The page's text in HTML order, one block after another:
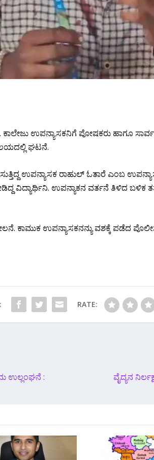
ಕಾಲೇಜು ಉಪನ್ಯಾಸಕನಿಗೆ ಪೋಷಕರು ಹಾಗೂ
ಘಟನೆ.
ಉಪನ್ಯಾಸಕ ರಾಹುಲ್ ಓತಾರೆ ಎಂಬ
ವಿದ್ಯಾರ್ಥಿನಿ. ಉಪನ್ಯಾಕನ ವರ್ತನೆ ತಿಳಿದ ಬಳಿಕ
ಕಾಮುಕ ಉಪನ್ಯಾಸಕನನ್ಯು ವಶಕ್ಕೆ ಪಡೆದ
RATE:
ಉಲ್ಲಂಘನೆ :
ವೈದ್ಯನ